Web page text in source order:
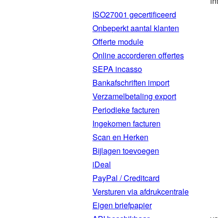
ISO27001 gecertificeerd
Onbeperkt aantal klanten
Offerte module
Online accorderen offertes
SEPA incasso
Bankafschriften import
Verzamelbetaling export
Periodieke facturen
Ingekomen facturen
Scan en Herken
Bijlagen toevoegen
iDeal
PayPal / Creditcard
Versturen via afdrukcentrale
Eigen briefpapier